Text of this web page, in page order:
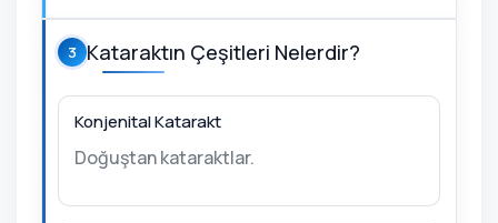
3 Kataraktın Çeşitleri Nelerdir?
Konjenital Katarakt
Doğuştan kataraktlar.